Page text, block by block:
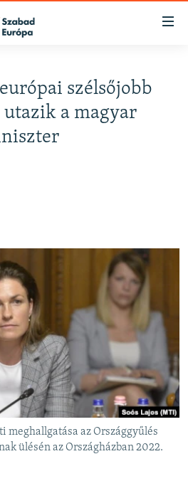
szélsőjobb
a magyar
meghallgatása az Országgyűlés
ülésén az Országházban 2022.